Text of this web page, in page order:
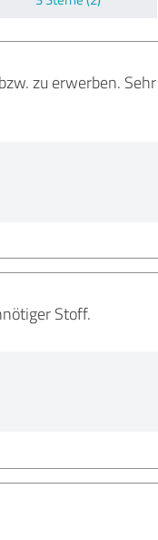
zu erwerben.
Stoff.